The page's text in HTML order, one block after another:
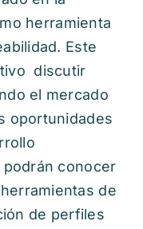
herramienta
Este
discutir
el mercado
oportunidades
conocer
de
de perfiles